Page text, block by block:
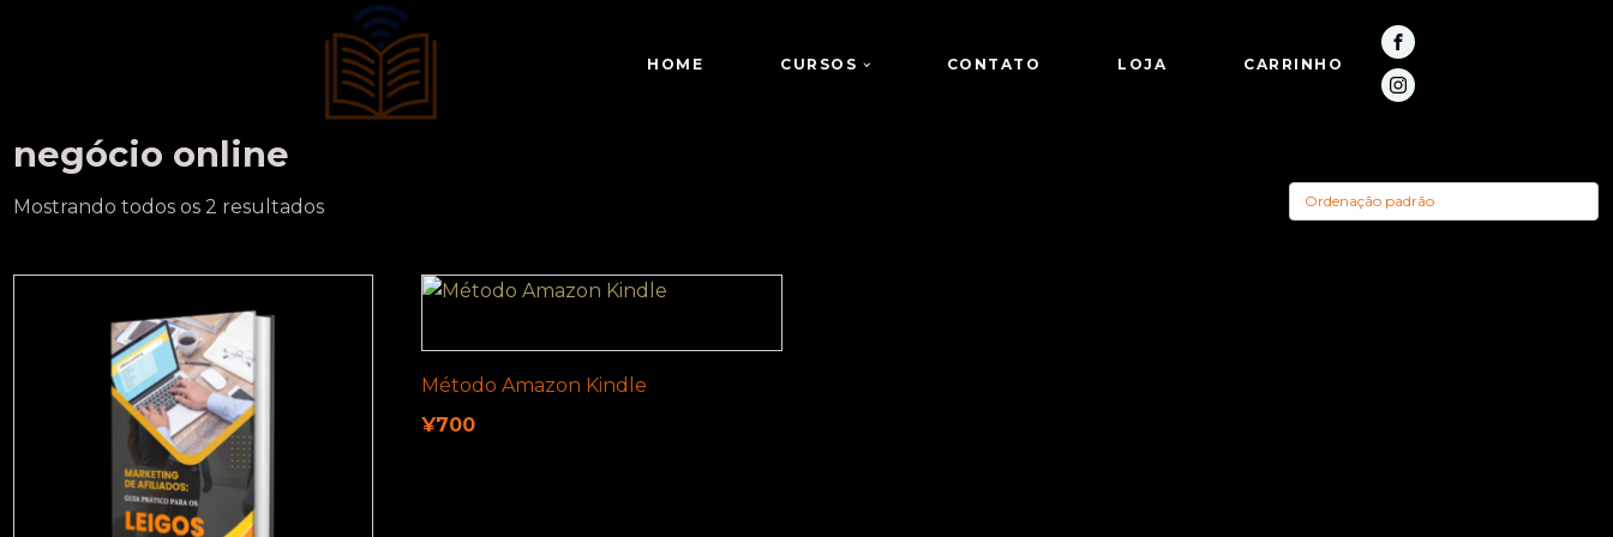
HOME CURSOS CONTATO LOJA CARRINHO
negócio online
Mostrando todos os 2 resultados
Método Amazon Kindle
¥700